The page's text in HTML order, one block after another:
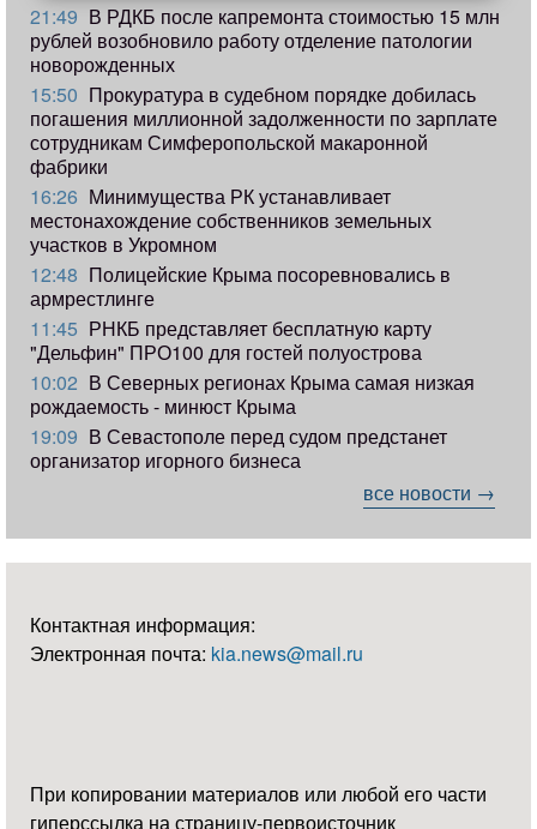
21:49 В РДКБ после капремонта стоимостью 15 млн
рублей возобновило работу отделение патологии
новорожденных
15:50 Прокуратура в судебном порядке добилась
погашения миллионной задолженности по зарплате
сотрудникам Симферопольской макаронной
фабрики
16:26 Минимущества РК устанавливает
местонахождение собственников земельных
участков в Укромном
12:48 Полицейские Крыма посоревновались в
армрестлинге
11:45 РНКБ представляет бесплатную карту
"Дельфин" ПРО100 для гостей полуострова
10:02 В Северных регионах Крыма самая низкая
рождаемость - минюст Крыма
19:09 В Севастополе перед судом предстанет
организатор игорного бизнеса
все новости →
Контактная информация:
Электронная почта: kia.news@mail.ru
При копировании материалов или любой его части
гиперссылка на страницу-первоисточник